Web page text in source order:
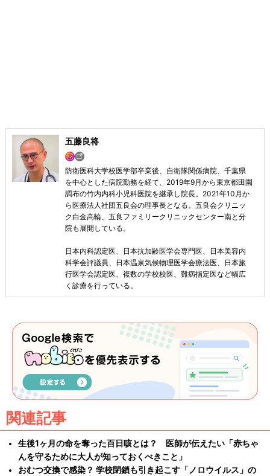
五藤良将
防衛医科大学校医学部卒業後、自衛隊関係病院、千葉県
を中心とした病院勤務を経て、2019年9月から東京都田園
調布の竹内内科小児科医院を継承し院長。2021年10月か
ら医療法人社団五良会の理事長となる。五良会クリニッ
ク白金高輪、五良ファミリークリニックセンター南と分
院も展開している。
日本内科認定医、日本抗加齢医学会専門医、日本美容内
科学会評議員、日本温泉気候物理医学会療法医、日本旅
行医学会認定医、複数の学校校医、難病指定医など幅広
く診療を行っている。
関連記事
生後1ヶ月の命を奪った百日咳とは？ 医師が伝えたい「赤ちゃ
んを守るために大人が知っておくべきこと」
おむつ交換で感染？ 学校閉鎖も引き起こす「ノロウイルス」の